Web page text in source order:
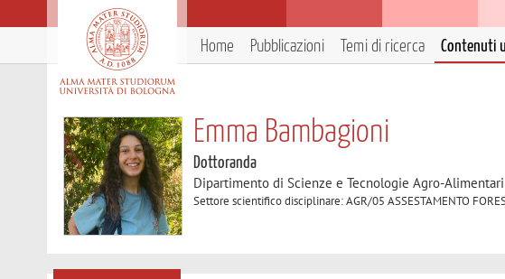
Home Pubblicazioni Temi di ricerca Contenuti
Emma Bambagioni
Dottoranda
Dipartimento di Scienze e Tecnologie Agro-Alimentari
Settore scientifico disciplinare: AGR/05 ASSESTAMENTO